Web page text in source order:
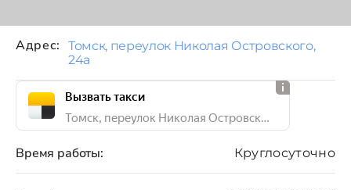
Время работы: Круглосуточно
Адрес:
Томск, переулок Николая Островского,
24а
Вызвать такси
Томск, переулок Николая Островского, 24а